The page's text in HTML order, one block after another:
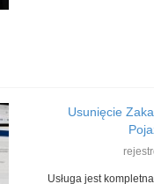
Usunięcie
Usługa jest